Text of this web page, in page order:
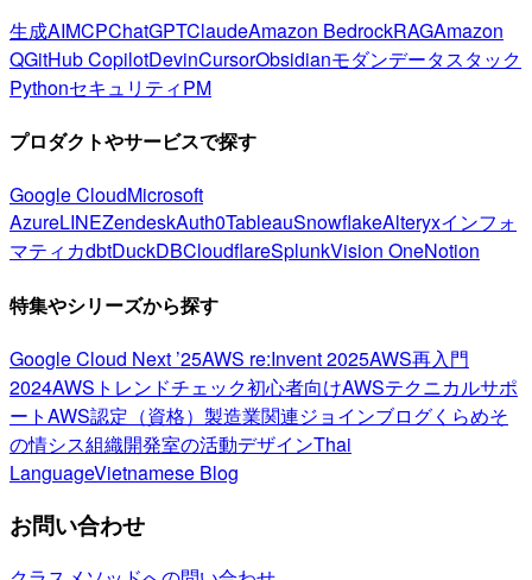
生成AIMCPChatGPTClaudeAmazon BedrockRAGAmazon
QGitHub CopilotDevinCursorObsidianモダンデータスタック
PythonセキュリティPM
プロダクトやサービスで探す
Google CloudMicrosoft
AzureLINEZendeskAuth0TableauSnowflakeAlteryxインフォ
マティカdbtDuckDBCloudflareSplunkVision OneNotion
特集やシリーズから探す
Google Cloud Next ’25AWS re:Invent 2025AWS再入門
2024AWSトレンドチェック初心者向けAWSテクニカルサポ
ートAWS認定（資格） 製造業関連ジョインブログくらめそ
の情シス組織開発室の活動デザインThai
LanguageVietnamese Blog
お問い合わせ